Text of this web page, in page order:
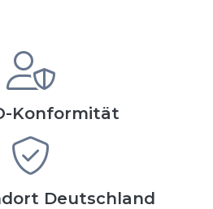
Konformität
Deutschland